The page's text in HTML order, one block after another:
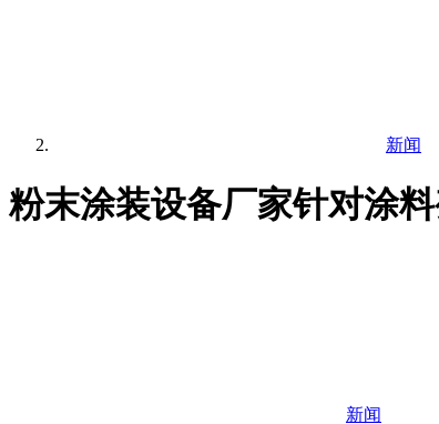
新闻
粉末涂装设备厂家针对涂
新闻